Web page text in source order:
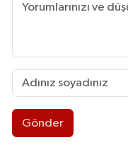
Gönder